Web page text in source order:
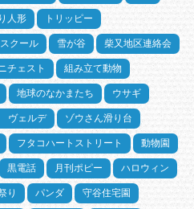
人形 トリッピー
クール 雪が谷 柴又地区連絡会
チェスト 組み立て動物
地球のなかまたち ウサギ
ヴェルデ ゾウさん滑り台
フタコハートストリート 動物園
黒電話 月刊ポピー ハロウィン
り パンダ 守谷住宅園